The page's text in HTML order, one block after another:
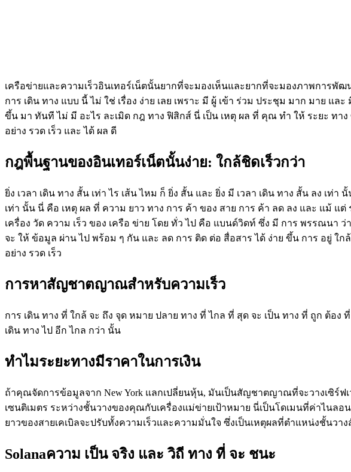
เครือข่ายและความเร็วอินเทอร์เน็ตนั้นยากที่จะมองเห็นและยากที่จะมองภาพการพั
การ เดิน ทาง แบบ นี้ ไม่ ใช่ เรื่อง ง่าย เลย เพราะ มี ผู้ เข้า ร่วม ประชุม มาก มาย แ
ขึ้น มา ทันที ไม่ มี อะไร ละเมิด กฎ ทาง ฟิสิกส์ นี่ เป็น เหตุ ผล ที่ คุณ ทํา ให้ ระยะ ทา
อย่าง รวด เร็ว และ ได้ ผล ดี
กฎพื้นฐานของอินเทอร์เน็ตนั้นง่าย: ใกล้ชิดเร็วกว่า
ยิ่ง เวลา เดิน ทาง สั้น เท่า ไร เส้น ไหม ก็ ยิ่ง สั้น และ ยิ่ง มี เวลา เดิน ทาง สั้น ลง เ
เท่า นั้น นี่ คือ เหตุ ผล ที่ ความ ยาว ทาง การ ค้า ของ สาย การ ค้า ลด ลง และ แม้ แต่
เครื่อง วัด ความ เร็ว ของ เครือ ข่าย โดย ทั่ว ไป คือ แบนด์วิดท์ ซึ่ง มี การ พรรณนา ว่
จะ ให้ ข้อมูล ผ่าน ไป พร้อม ๆ กัน และ ลด การ ติด ต่อ สื่อสาร ได้ ง่าย ขึ้น การ อยู่ ใ
อย่าง รวด เร็ว
การหาสัญชาตญาณสําหรับความเร็ว
การ เดิน ทาง ที่ ใกล้ จะ ถึง จุด หมาย ปลาย ทาง ที่ ไกล ที่ สุด จะ เป็น ทาง ที่ ถูก ต้
เดิน ทาง ไป อีก ไกล กว่า นั้น
ทําไมระยะทางมีราคาในการเงิน
ถ้าคุณจัดการข้อมูลจาก New York แลกเปลี่ยนหุ้น, มันเป็นสัญชาตญาณที่จะวางเซิร์ฟ
เซนติเมตร ระหว่างชั้นวางของคุณกับเครื่องแม่ข่ายเป้าหมาย นี่เป็นโดเมนที่ค่าไน
ยาวของสายเคเบิลจะปรับทั้งความเร็วและความมั่นใจ ซึ่งเป็นเหตุผลที่ตําแหน่งชั้นวาง
Solanaความ เป็น จริง และ วิถี ทาง ที่ จะ ชนะ